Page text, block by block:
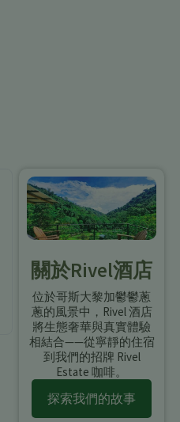
關於Rivel酒店
位於哥斯大黎加鬱鬱蔥
蔥的風景中，Rivel 酒店
將生態奢華與真實體驗
相結合——從寧靜的住宿
到我們的招牌 Rivel
Estate 咖啡。
探索我們的故事